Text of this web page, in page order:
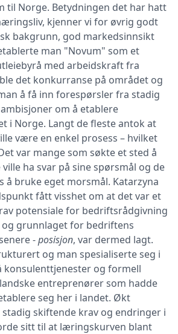
til Norge. Betydningen det har hatt
kjenner vi for øvrig godt
bakgrunn, god markedsinnsikt
man "Novum" som et
med arbeidskraft fra
det konkurranse på området og
å få inn forespørsler fra stadig
om å etablere
i Norge. Langt de fleste antok at
være en enkel prosess – hvilket
var mange som søkte et sted å
ville ha svar på sine spørsmål og de
å bruke eget morsmål. Katarzyna
fått visshet om at det var et
potensiale for bedriftsrådgivning
grunnlaget for bedriftens
-posisjon, var dermed lagt.
og man spesialiserte seg i
konsulenttjenester og formell
entreprenører som hadde
seg her i landet. Økt
skiftende krav og endringer i
sitt til at læringskurven blant